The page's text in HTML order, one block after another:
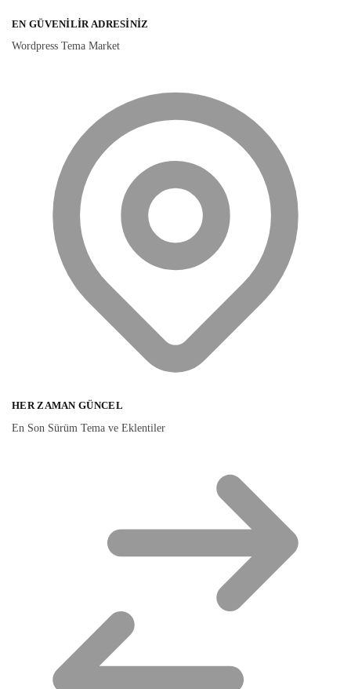
EN GÜVENILIR ADRESINIZ
Wordpress Tema Market
HER ZAMAN GÜNCEL
En Son Sürüm Tema ve Eklentiler